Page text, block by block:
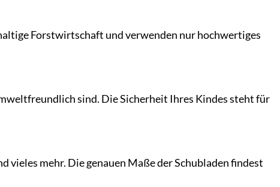
Forstwirtschaft und verwenden nur hochwertiges
sind. Die Sicherheit Ihres Kindes steht für
vieles mehr. Die genauen Maße der Schubladen findest